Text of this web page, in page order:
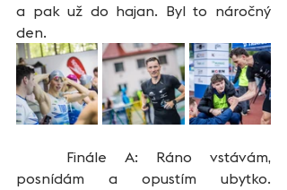
a pak už do hajan. Byl to náročný
den.
posnídám a opustím ubytko.